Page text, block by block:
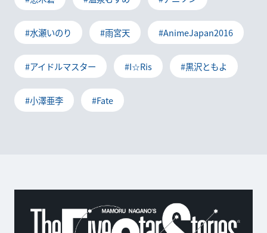
#水瀬いのり #雨宮天 #AnimeJapan2016
#アイドルマスター #I☆Ris #黒沢ともよ
#小澤亜李 #Fate